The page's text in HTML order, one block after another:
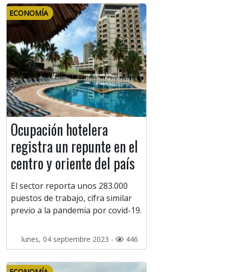
ECONOMÍA
Ocupación hotelera
registra un repunte en el
centro y oriente del país
El sector reporta unos 283.000
puestos de trabajo, cifra similar
previo a la pandemia por covid-19.
lunes, 04 septiembre 2023 - 446